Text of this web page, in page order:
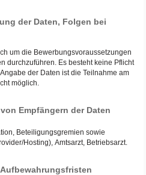
der Daten, Folgen bei
um die Bewerbungsvoraussetzungen
durchzuführen. Es besteht keine Pflicht
der Daten ist die Teilnahme am
möglich.
Empfängern der Daten
Beteiligungsgremien sowie
Hosting), Amtsarzt, Betriebsarzt.